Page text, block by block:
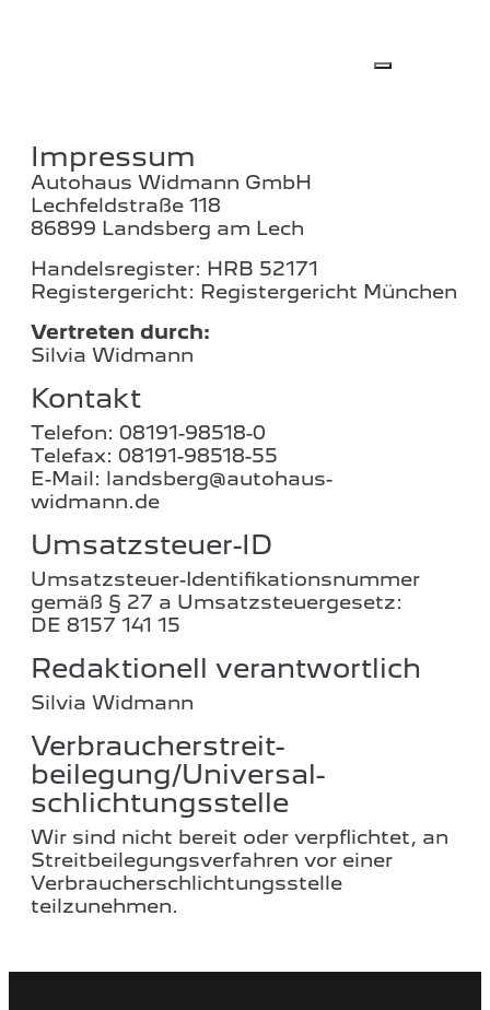
Impressum
Autohaus Widmann GmbH
Lechfeldstraße 118
86899 Landsberg am Lech
Handelsregister: HRB 52171
Registergericht: Registergericht München
Vertreten durch:
Silvia Widmann
Kontakt
Telefon: 08191-98518-0
Telefax: 08191-98518-55
E-Mail: landsberg@autohaus-
widmann.de
Umsatzsteuer-ID
Umsatzsteuer-Identifikationsnummer
gemäß § 27 a Umsatzsteuergesetz:
DE 8157 141 15
Redaktionell verantwortlich
Silvia Widmann
Verbraucher­streit­
beilegung/Universal­
schlichtungs­stelle
Wir sind nicht bereit oder verpflichtet, an
Streitbeilegungsverfahren vor einer
Verbraucherschlichtungsstelle
teilzunehmen.